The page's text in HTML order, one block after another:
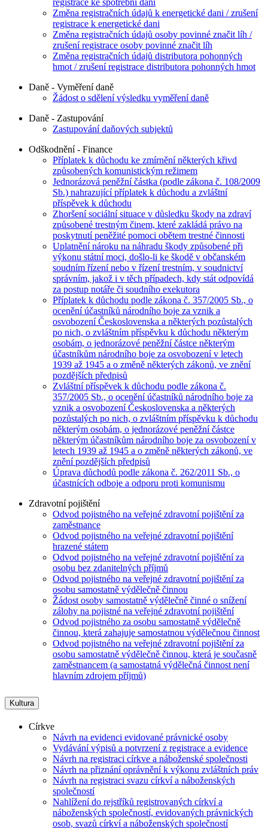
registrace ke spotřební dani
Změna registračních údajů k energetické dani / zrušení
registrace k energetické dani
Změna registračních údajů osoby povinné značit líh /
zrušení registrace osoby povinné značit líh
Změna registračních údajů distributora pohonných
hmot / zrušení registrace distributora pohonných hmot
Daně - Vyměření daně
Žádost o sdělení výsledku vyměření daně
Daně - Zastupování
Zastupování daňových subjektů
Odškodnění - Finance
Příplatek k důchodu ke zmírnění některých křivd
způsobených komunistickým režimem
Jednorázová peněžní částka (podle zákona č. 108/2009
Sb.) nahrazující příplatek k důchodu a zvláštní
příspěvek k důchodu
Zhoršení sociální situace v důsledku škody na zdraví
způsobené trestným činem, které zakládá právo na
poskytnutí peněžité pomoci obětem trestné činnosti
Uplatnění nároku na náhradu škody způsobené při
výkonu státní moci, došlo-li ke škodě v občanském
soudním řízení nebo v řízení trestním, v soudnictví
správním, jakož i v těch případech, kdy stát odpovídá
za postup notáře či soudního exekutora
Příplatek k důchodu podle zákona č. 357/2005 Sb., o
ocenění účastníků národního boje za vznik a
osvobození Československa a některých pozůstalých
po nich, o zvláštním příspěvku k důchodu některým
osobám, o jednorázové peněžní částce některým
účastníkům národního boje za osvobození v letech
1939 až 1945 a o změně některých zákonů, ve znění
pozdějších předpisů
Zvláštní příspěvek k důchodu podle zákona č.
357/2005 Sb., o ocenění účastníků národního boje za
vznik a osvobození Československa a některých
pozůstalých po nich, o zvláštním příspěvku k důchodu
některým osobám, o jednorázové peněžní částce
některým účastníkům národního boje za osvobození v
letech 1939 až 1945 a o změně některých zákonů, ve
znění pozdějších předpisů
Úprava důchodů podle zákona č. 262/2011 Sb., o
účastnících odboje a odporu proti komunismu
Zdravotní pojištění
Odvod pojistného na veřejné zdravotní pojištění za
zaměstnance
Odvod pojistného na veřejné zdravotní pojištění
hrazené státem
Odvod pojistného na veřejné zdravotní pojištění za
osobu bez zdanitelných příjmů
Odvod pojistného na veřejné zdravotní pojištění za
osobu samostatně výdělečně činnou
Žádost osoby samostatně výdělečně činné o snížení
zálohy na pojistné na veřejné zdravotní pojištění
Odvod pojistného za osobu samostatně výdělečně
činnou, která zahajuje samostatnou výdělečnou činnost
Odvod pojistného na veřejné zdravotní pojištění za
osobu samostatně výdělečně činnou, která je současně
zaměstnancem (a samostatná výdělečná činnost není
hlavním zdrojem příjmů)
Kultura
Církve
Návrh na evidenci evidované právnické osoby
Vydávání výpisů a potvrzení z registrace a evidence
Návrh na registraci církve a náboženské společnosti
Návrh na přiznání oprávnění k výkonu zvláštních práv
Návrh na registraci svazu církví a náboženských
společností
Nahlížení do rejstříků registrovaných církví a
náboženských společností, evidovaných právnických
osob, svazů církví a náboženských společností